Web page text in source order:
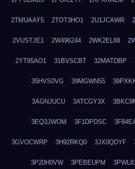
2TMUAAY5 2TOT3HO1 2U1JCAWR
2VUSTJE1 2W496244 2WK2EL88
2YT95AO1 31BVSCBT 32MATDBP
35HVS0VG 39MGWN55
3AGNJUCU 3ATCGY3X
3EQ3JWOM 3F1DPDSC
3GVOCWRP 3H92RKQ0 3JX0QDYF
3P20H0VW 3PEBEUPM